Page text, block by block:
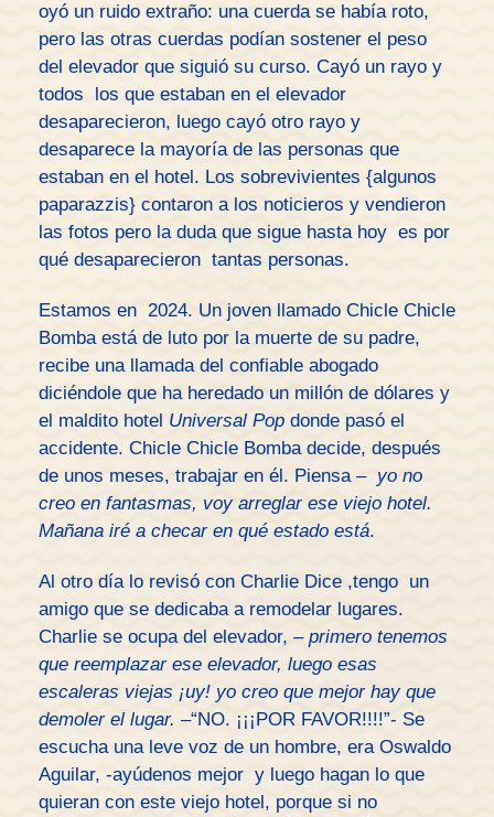
oyó un ruido extraño: una cuerda se había roto,
pero las otras cuerdas podían sostener el peso
del elevador que siguió su curso. Cayó un rayo y
todos los que estaban en el elevador
desaparecieron, luego cayó otro rayo y
desaparece la mayoría de las personas que
estaban en el hotel. Los sobrevivientes {algunos
paparazzis} contaron a los noticieros y vendieron
las fotos pero la duda que sigue hasta hoy es por
qué desaparecieron tantas personas.
Estamos en 2024. Un joven llamado Chicle Chicle
Bomba está de luto por la muerte de su padre,
recibe una llamada del confiable abogado
diciéndole que ha heredado un millón de dólares y
el maldito hotel Universal Pop donde pasó el
accidente. Chicle Chicle Bomba decide, después
de unos meses, trabajar en él. Piensa – yo no
creo en fantasmas, voy arreglar ese viejo hotel.
Mañana iré a checar en qué estado está.
Al otro día lo revisó con Charlie Dice ,tengo un
amigo que se dedicaba a remodelar lugares.
Charlie se ocupa del elevador, – primero tenemos
que reemplazar ese elevador, luego esas
escaleras viejas ¡uy! yo creo que mejor hay que
demoler el lugar. –“NO. ¡¡¡POR FAVOR!!!!”- Se
escucha una leve voz de un hombre, era Oswaldo
Aguilar, -ayúdenos mejor y luego hagan lo que
quieran con este viejo hotel, porque si no